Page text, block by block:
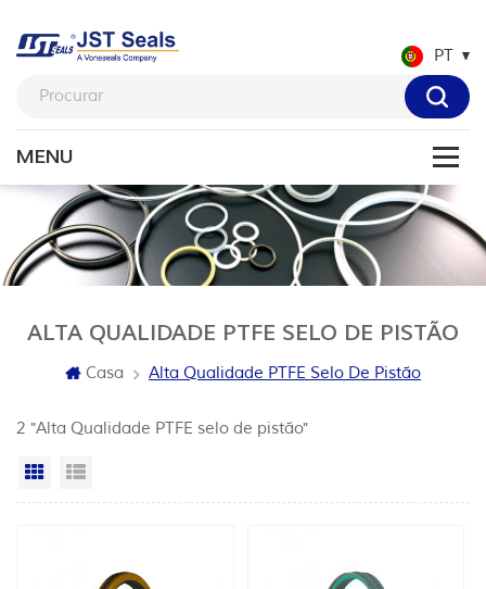
PT
ALTA QUALIDADE PTFE SELO DE PISTÃO
Casa Alta Qualidade PTFE Selo De Pistão
2 "Alta Qualidade PTFE selo de pistão"
Vista da grade